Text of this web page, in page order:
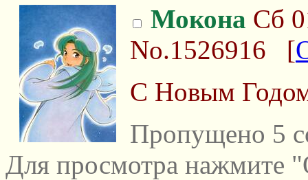
Мокона Сб
No.1526916 [
С Новым
Пропущено 5
Для просмотра нажмите